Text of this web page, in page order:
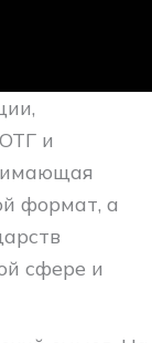
и
формат, а
сфере и